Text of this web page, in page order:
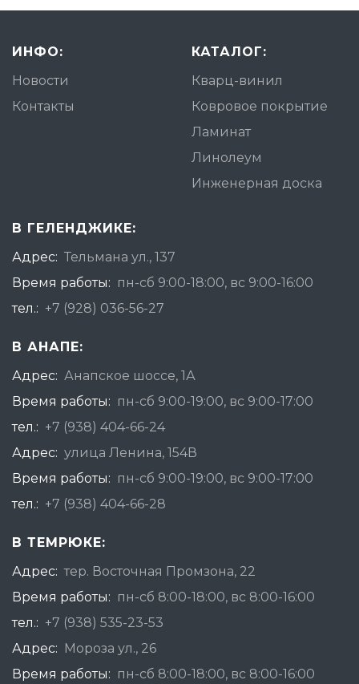
ИНФО:
Новости
Контакты
КАТАЛОГ:
Кварц-винил
Ковровое покрытие
Ламинат
Линолеум
Инженерная доска
В ГЕЛЕНДЖИКЕ:
Адрес: Тельмана ул., 137
Время работы: пн-сб 9:00-18:00, вс 9:00-16:00
тел.: +7 (928) 036-56-27
В АНАПЕ:
Адрес: Анапское шоссе, 1А
Время работы: пн-сб 9:00-19:00, вс 9:00-17:00
тел.: +7 (938) 404-66-24
Адрес: улица Ленина, 154В
Время работы: пн-сб 9:00-19:00, вс 9:00-17:00
тел.: +7 (938) 404-66-28
В ТЕМРЮКЕ:
Адрес: тер. Восточная Промзона, 22
Время работы: пн-сб 8:00-18:00, вс 8:00-16:00
тел.: +7 (938) 535-23-53
Адрес: Мороза ул., 26
Время работы: пн-сб 8:00-18:00, вс 8:00-16:00